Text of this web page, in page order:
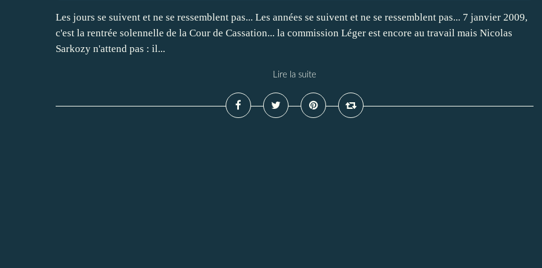
Les jours se suivent et ne se ressemblent pas... Les années se suivent et ne se ressemblent pas... 7 janvier 2009,
c'est la rentrée solennelle de la Cour de Cassation... la commission Léger est encore au travail mais Nicolas
Sarkozy n'attend pas : il...
Lire la suite